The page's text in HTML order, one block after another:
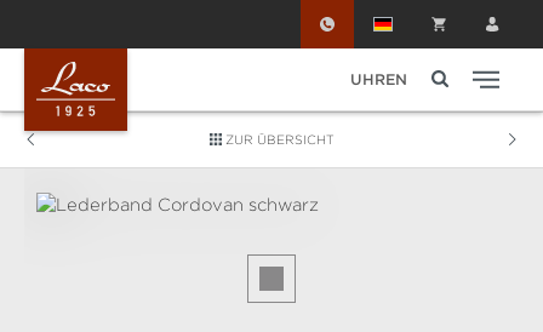
UHREN
ZUR ÜBERSICHT